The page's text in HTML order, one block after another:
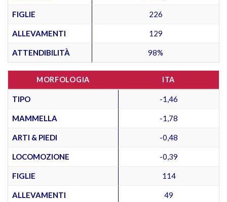
FIGLIE 226
ALLEVAMENTI 129
ATTENDIBILITÀ 98%
MORFOLOGIA ITA
TIPO -1,46
MAMMELLA -1,78
ARTI & PIEDI -0,48
LOCOMOZIONE -0,39
FIGLIE 114
ALLEVAMENTI 49